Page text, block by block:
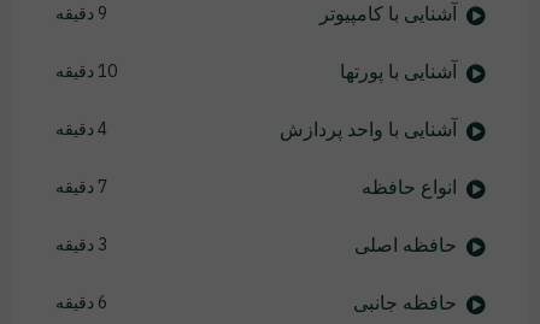
آشنایی با کامپیوتر 9 دقیقه
آشنایی با پورتها 10 دقیقه
آشنایی با واحد پردازش 4 دقیقه
انواع حافظه 7 دقیقه
حافظه اصلی 3 دقیقه
حافظه جانبی 6 دقیقه